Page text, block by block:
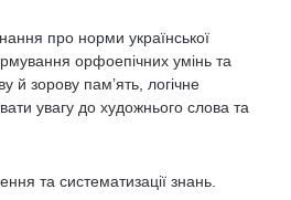
про норми української
орфоепічних умінь та
й зорову пам’ять, логічне
увагу до художнього слова та
та систематизації знань.